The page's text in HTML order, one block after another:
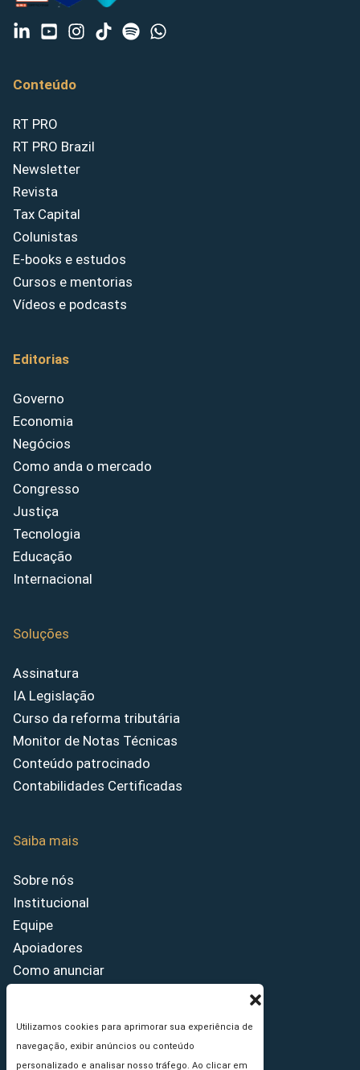
Utilizamos cookies para aprimorar sua experiência de
navegação, exibir anúncios ou conteúdo
personalizado e analisar nosso tráfego. Ao clicar em
Conteúdo
RT PRO
RT PRO Brazil
Newsletter
Revista
Tax Capital
Colunistas
E-books e estudos
Cursos e mentorias
Vídeos e podcasts
Editorias
Governo
Economia
Negócios
Como anda o mercado
Congresso
Justiça
Tecnologia
Educação
Internacional
Soluções
Assinatura
IA Legislação
Curso da reforma tributária
Monitor de Notas Técnicas
Conteúdo patrocinado
Contabilidades Certificadas
Saiba mais
Sobre nós
Institucional
Equipe
Apoiadores
Como anunciar
Princípios Editoriais